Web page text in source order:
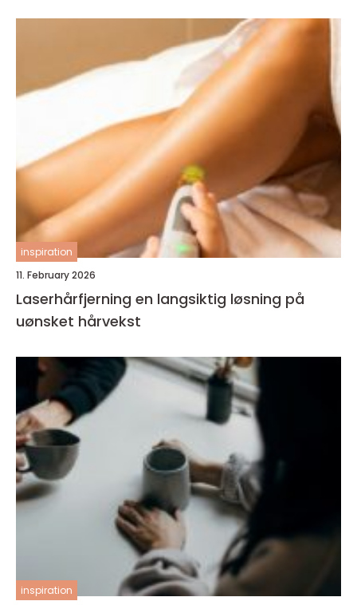
inspiration
11. February 2026
Laserhårfjerning en langsiktig løsning på
uønsket hårvekst
inspiration